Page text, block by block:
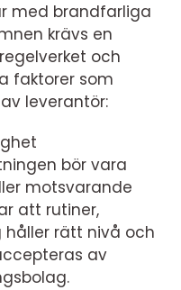
med brandfarliga
krävs en
och
faktorer som
leverantör:
bör vara
motsvarande
att rutiner,
håller rätt nivå och
av